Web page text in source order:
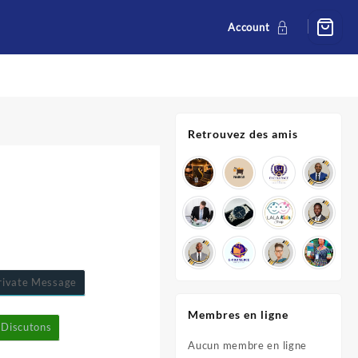
Account
Message
Discutons
Retrouvez des amis
Membres en ligne
Aucun membre en ligne